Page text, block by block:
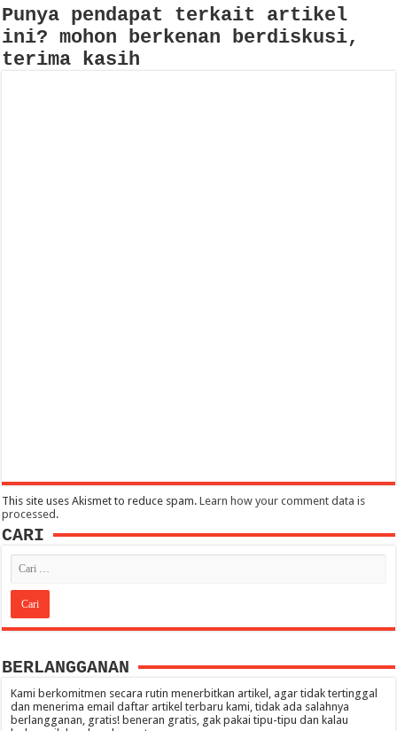
Punya pendapat terkait artikel
ini? mohon berkenan berdiskusi,
terima kasih
This site uses Akismet to reduce spam.Learn how your comment data is
processed .
CARI
BERLANGGANAN
Kami berkomitmen secara rutin menerbitkan artikel, agar tidak tertinggal
dan menerima email daftar artikel terbaru kami, tidak ada salahnya
berlangganan, gratis! beneran gratis, gak pakai tipu-tipu dan kalau